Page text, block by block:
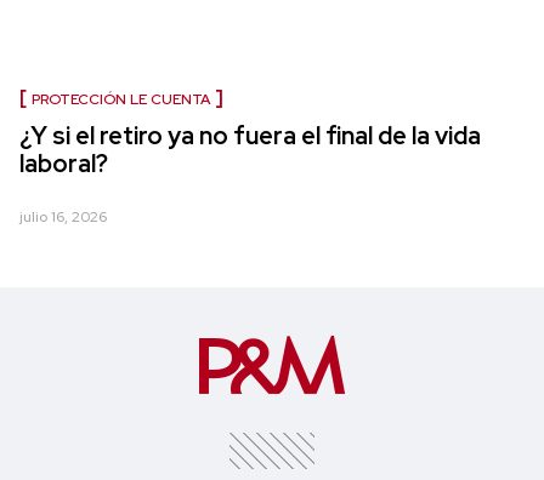
PROTECCIÓN LE CUENTA
¿Y si el retiro ya no fuera el final de la vida
laboral?
julio 16, 2026